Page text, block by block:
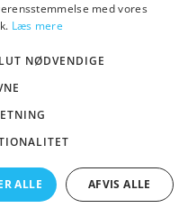
med vores
Læs mere
NØDVENDIGE
ALLE AFVIS ALLE